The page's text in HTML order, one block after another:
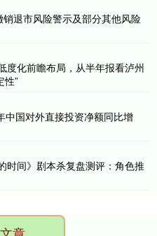
退市风险警示及部分其他风险
度化前瞻布局，从半年报看泸州
性”
中国对外直接投资净额同比增
时间》剧本杀复盘测评：角色推